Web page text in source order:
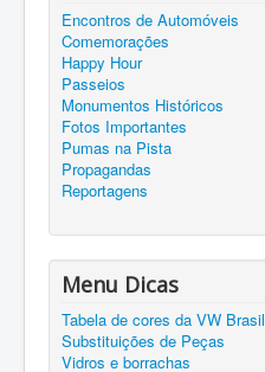
Encontros de Automóveis
Comemorações
Happy Hour
Passeios
Monumentos Históricos
Fotos Importantes
Pumas na Pista
Propagandas
Reportagens
Menu Dicas
Tabela de cores da VW Brasil
Substituições de Peças
Vidros e borrachas